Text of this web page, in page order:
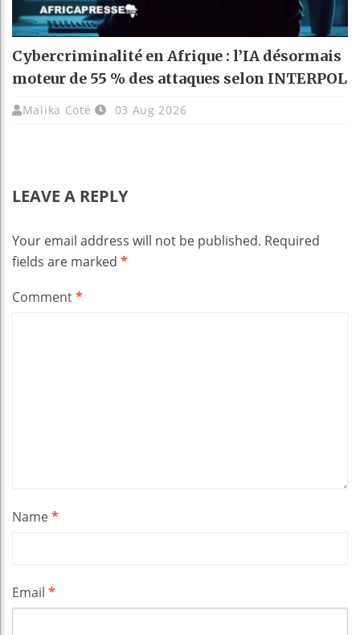
Cybercriminalité en Afrique : l’IA désormais
moteur de 55 % des attaques selon INTERPOL
Malika Coté 03 Aug 2026
LEAVE A REPLY
Your email address will not be published. Required
fields are marked *
Comment*
Name*
Email *